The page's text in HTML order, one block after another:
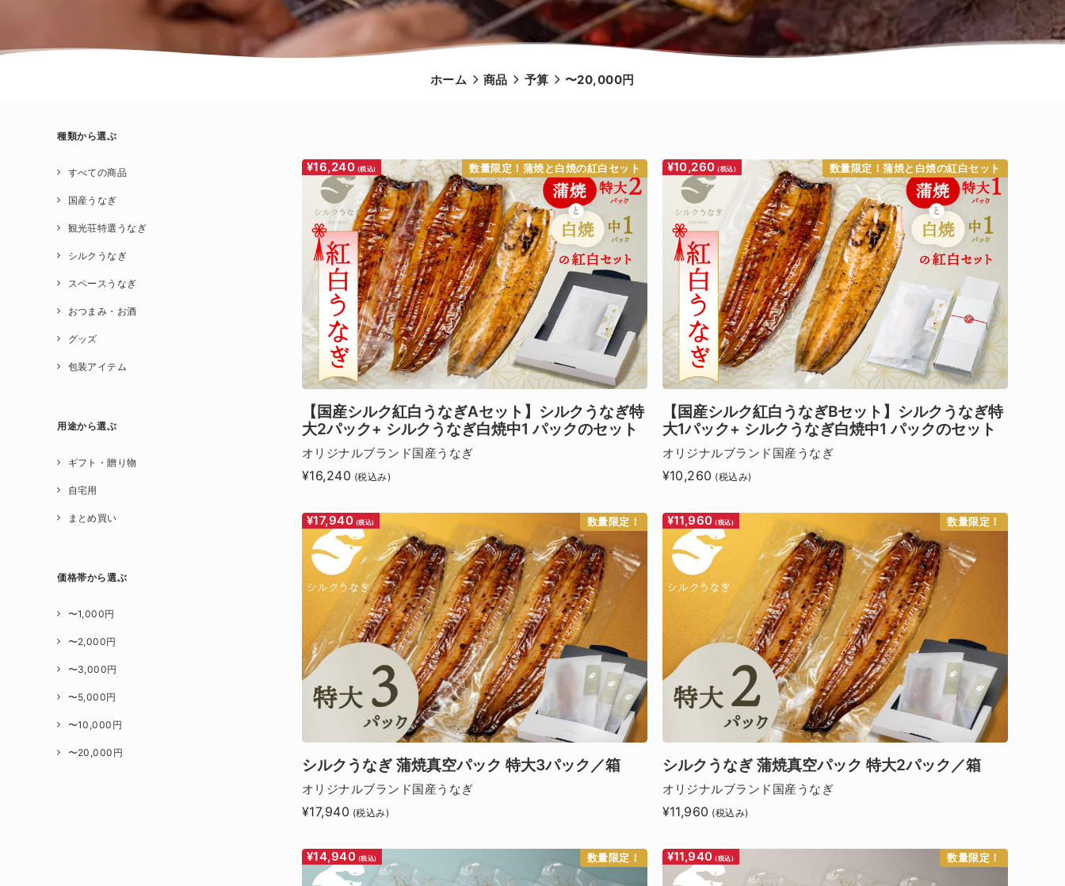
ホーム 商品 予算 〜20,000円
種類から選ぶ
すべての商品
国産うなぎ
観光荘特選うなぎ
シルクうなぎ
スペースうなぎ
おつまみ・お酒
グッズ
包装アイテム
用途から選ぶ
ギフト・贈り物
自宅用
まとめ買い
価格帯から選ぶ
〜1,000円
〜2,000円
〜3,000円
〜5,000円
〜10,000円
〜20,000円
数量限定！蒲焼と白焼の紅白セット
¥16,240 (税込)
【国産シルク紅白うなぎAセット】シルクうなぎ特
大2パック+ シルクうなぎ白焼中1 パックのセット
オリジナルブランド国産うなぎ
¥16,240 (税込み)
数量限定！蒲焼と白焼の紅白セット
¥10,260 (税込)
【国産シルク紅白うなぎBセット】シルクうなぎ特
大1パック+ シルクうなぎ白焼中1 パックのセット
オリジナルブランド国産うなぎ
¥10,260 (税込み)
数量限定！
¥17,940 (税込)
シルクうなぎ 蒲焼真空パック 特大3パック／箱
オリジナルブランド国産うなぎ
¥17,940 (税込み)
数量限定！
¥11,960 (税込)
シルクうなぎ 蒲焼真空パック 特大2パック／箱
オリジナルブランド国産うなぎ
¥11,960 (税込み)
数量限定！
¥14,940 (税込) 数量限定！
¥11,940 (税込)